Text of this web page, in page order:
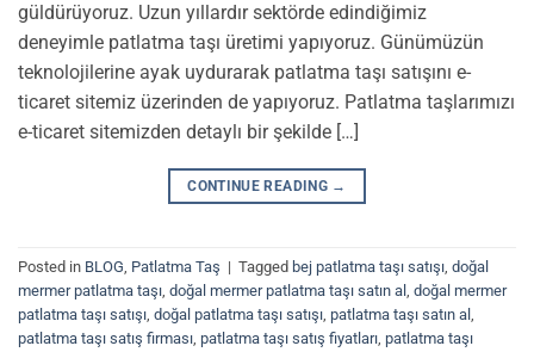
güldürüyoruz. Uzun yıllardır sektörde edindiğimiz
deneyimle patlatma taşı üretimi yapıyoruz. Günümüzün
teknolojilerine ayak uydurarak patlatma taşı satışını e-
ticaret sitemiz üzerinden de yapıyoruz. Patlatma taşlarımızı
e-ticaret sitemizden detaylı bir şekilde […]
CONTINUE READING →
Posted in BLOG, Patlatma Taş | Tagged bej patlatma taşı satışı, doğal
mermer patlatma taşı, doğal mermer patlatma taşı satın al , doğal mermer
patlatma taşı satışı, doğal patlatma taşı satışı, patlatma taşı satın al ,
patlatma taşı satış firması, patlatma taşı satış fiyatları, patlatma taşı